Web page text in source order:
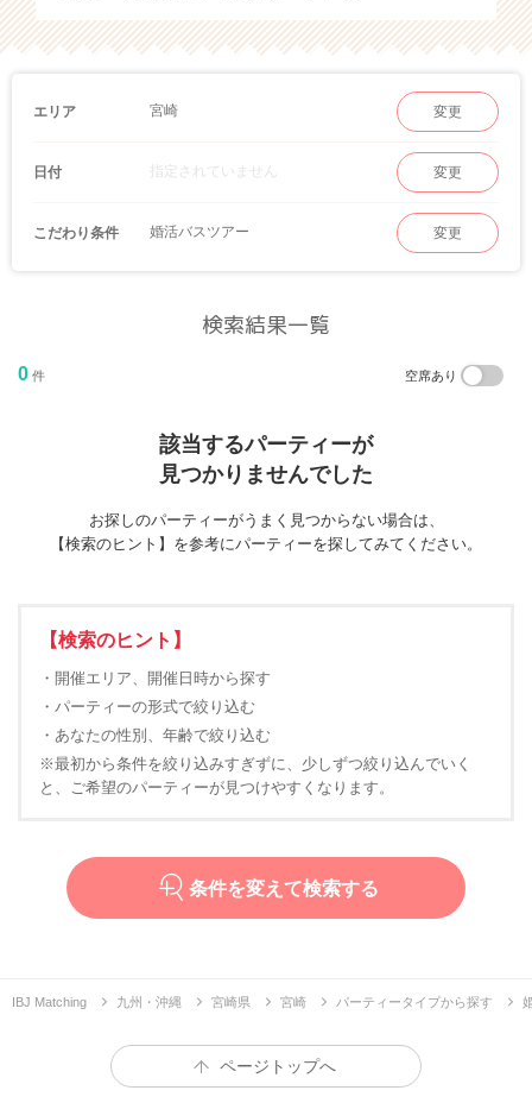
エリア 宮崎 変更
日付 指定されていません 変更
こだわり条件 婚活バスツアー 変更
検索結果一覧
0 件 空席あり
該当するパーティーが
見つかりませんでした
お探しのパーティーがうまく見つからない場合は、
【検索のヒント】を参考にパーティーを探してみてください。
【検索のヒント】
・開催エリア、開催日時から探す
・パーティーの形式で絞り込む
・あなたの性別、年齢で絞り込む
※最初から条件を絞り込みすぎずに、少しずつ絞り込んでいく
と、ご希望のパーティーが見つけやすくなります。
条件を変えて検索する
IBJ Matching 九州・沖縄 宮崎県 宮崎 パーティータイプから探す
ページトップへ